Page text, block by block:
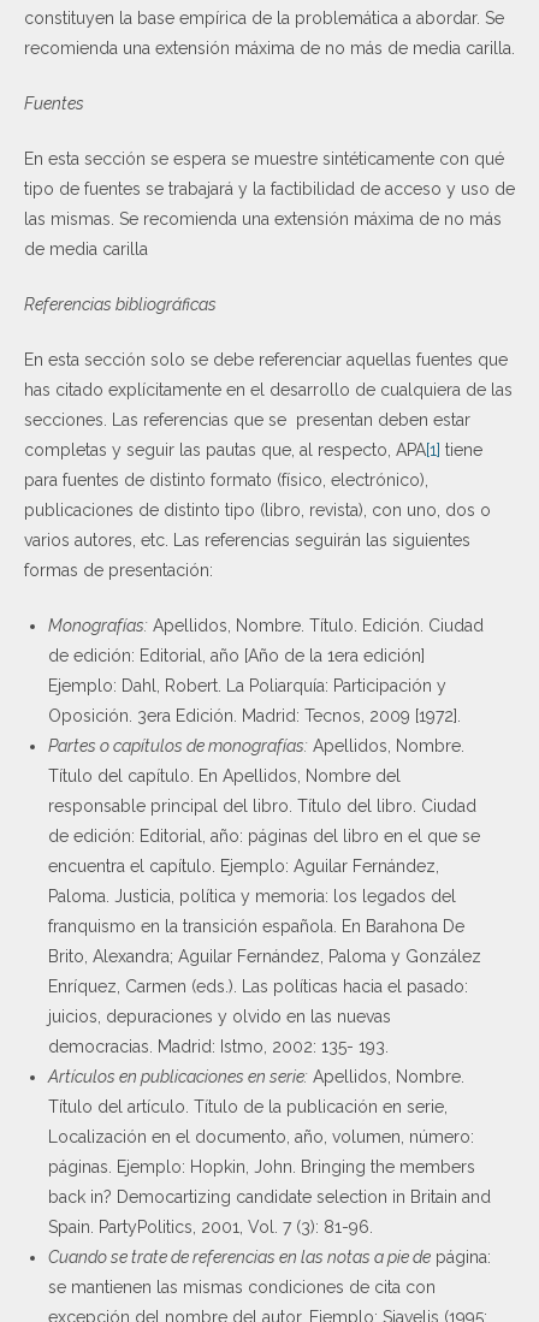
constituyen la base empírica de la problemática a abordar. Se
recomienda una extensión máxima de no más de media carilla.
Fuentes
En esta sección se espera se muestre sintéticamente con qué
tipo de fuentes se trabajará y la factibilidad de acceso y uso de
las mismas. Se recomienda una extensión máxima de no más
de media carilla
Referencias bibliográficas
En esta sección solo se debe referenciar aquellas fuentes que
has citado explícitamente en el desarrollo de cualquiera de las
secciones. Las referencias que se presentan deben estar
completas y seguir las pautas que, al respecto, APA[1] tiene
para fuentes de distinto formato (físico, electrónico),
publicaciones de distinto tipo (libro, revista), con uno, dos o
varios autores, etc. Las referencias seguirán las siguientes
formas de presentación:
Monografías: Apellidos, Nombre. Título. Edición. Ciudad
de edición: Editorial, año [Año de la 1era edición]
Ejemplo: Dahl, Robert. La Poliarquía: Participación y
Oposición. 3era Edición. Madrid: Tecnos, 2009 [1972].
Partes o capítulos de monografías: Apellidos, Nombre.
Título del capítulo. En Apellidos, Nombre del
responsable principal del libro. Título del libro. Ciudad
de edición: Editorial, año: páginas del libro en el que se
encuentra el capítulo. Ejemplo: Aguilar Fernández,
Paloma. Justicia, política y memoria: los legados del
franquismo en la transición española. En Barahona De
Brito, Alexandra; Aguilar Fernández, Paloma y González
Enríquez, Carmen (eds.). Las políticas hacia el pasado:
juicios, depuraciones y olvido en las nuevas
democracias. Madrid: Istmo, 2002: 135- 193.
Artículos en publicaciones en serie: Apellidos, Nombre.
Título del artículo. Título de la publicación en serie,
Localización en el documento, año, volumen, número:
páginas. Ejemplo: Hopkin, John. Bringing the members
back in? Democartizing candidate selection in Britain and
Spain. PartyPolitics, 2001, Vol. 7 (3): 81-96.
Cuando se trate de referencias en las notas a pie de página:
se mantienen las mismas condiciones de cita con
excepción del nombre del autor. Ejemplo: Siavelis (1995: